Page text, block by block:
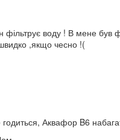
воду ! В мене був
,якщо чесно !(
Аквафор B6